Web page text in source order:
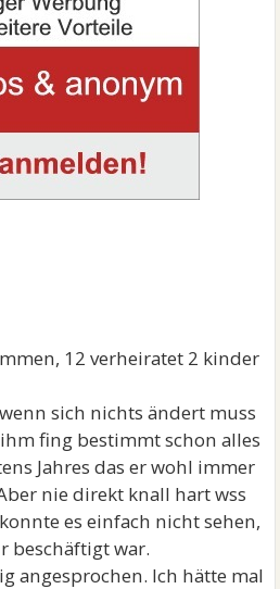
12 verheiratet 2 kinder
sich nichts ändert muss
fing bestimmt schon alles
Jahres das er wohl immer
nie direkt knall hart wss
es einfach nicht sehen,
beschäftigt war.
angesprochen. Ich hätte mal